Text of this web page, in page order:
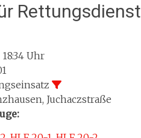
Rettungsdienst
Uhr
Juchaczstraße